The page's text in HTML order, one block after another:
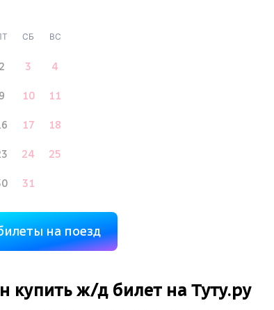
СБ ВС
2 3 4
9 10 11
17 18
24 25
31
на поезд
купить ж/дбилет на Туту.ру